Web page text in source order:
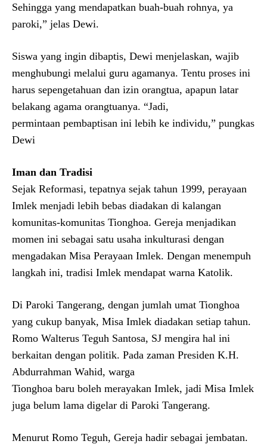
Sehingga yang mendapatkan buah-buah rohnya, ya
paroki,” jelas Dewi.
Siswa yang ingin dibaptis, Dewi menjelaskan, wajib
menghubungi melalui guru agamanya. Tentu proses ini
harus sepengetahuan dan izin orangtua, apapun latar
belakang agama orangtuanya. “Jadi,
permintaan pembaptisan ini lebih ke individu,” pungkas
Dewi
Iman dan Tradisi
Sejak Reformasi, tepatnya sejak tahun 1999, perayaan
Imlek menjadi lebih bebas diadakan di kalangan
komunitas-komunitas Tionghoa. Gereja menjadikan
momen ini sebagai satu usaha inkulturasi dengan
mengadakan Misa Perayaan Imlek. Dengan menempuh
langkah ini, tradisi Imlek mendapat warna Katolik.
Di Paroki Tangerang, dengan jumlah umat Tionghoa
yang cukup banyak, Misa Imlek diadakan setiap tahun.
Romo Walterus Teguh Santosa, SJ mengira hal ini
berkaitan dengan politik. Pada zaman Presiden K.H.
Abdurrahman Wahid, warga
Tionghoa baru boleh merayakan Imlek, jadi Misa Imlek
juga belum lama digelar di Paroki Tangerang.
Menurut Romo Teguh, Gereja hadir sebagai jembatan.